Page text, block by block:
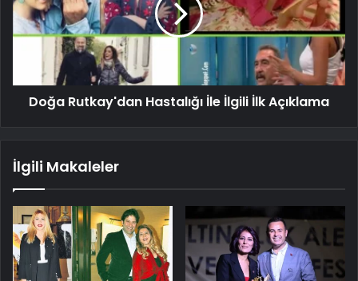
Doğa Rutkay'dan Hastalığı İle İlgili İlk Açıklama
İlgili Makaleler